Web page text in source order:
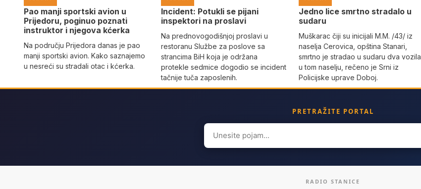
Pao manji sportski avion u
Prijedoru, poginuo poznati
instruktor i njegova kćerka
Na području Prijedora danas je pao
manji sportski avion. Kako saznajemo
u nesreći su stradali otac i kćerka.
Incident: Potukli se pijani
inspektori na proslavi
Na prednovogodišnjoj proslavi u
restoranu Službe za poslove sa
strancima BiH koja je održana
protekle sedmice dogodio se incident
tačnije tuča zaposlenih.
Јedno lice smrtno stradalo u
sudaru
Muškarac čiji su inicijali M.M. /43/ iz
naselja Cerovica, opština Stanari,
smrtno je stradao u sudaru dva vozila
u tom naselju, rečeno je Srni iz
Policijske uprave Doboj.
PRETRAŽITE PORTAL
Search
for:
RADIO STANICE